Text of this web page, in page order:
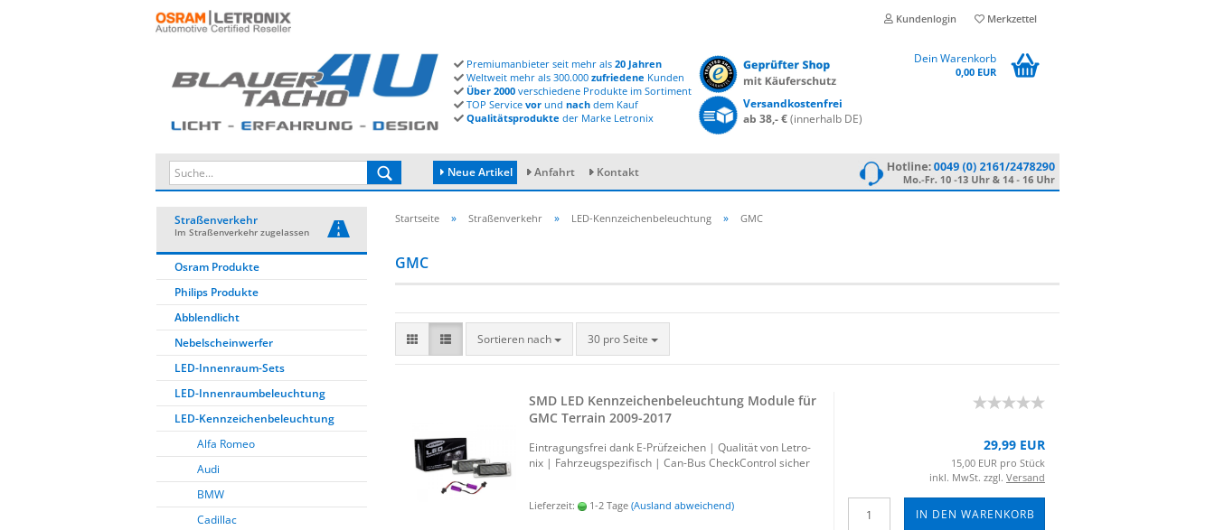
Kundenlogin Merkzettel
Premiumanbieter seit mehr als 20 Jahren
Weltweit mehr als 300.000 zufriedene Kunden
Über 2000 verschiedene Produkte im Sortiment
TOP Service vor und nach dem Kauf
Qualitätsprodukte der Marke Letronix
Versandkostenfrei
ab 38,- €(innerhalb DE)
Dein Warenkorb
0,00 EUR
Neue Artikel Anfahrt Kontakt
Startseite » Straßenverkehr » LED-Kennzeichenbeleuchtung » GMC
GMC
Sortieren nach 30 pro Seite
SMD LED Kenn­zei­chen­be­leuch­tung Mo­du­le für
GMC Ter­rain 2009-​2017
Ein­tra­gungs­frei dank E-​Prüfzeichen | Qua­li­tät von Le­tro­
nix | Fahr­zeug­spe­zi­fisch | Can-​Bus Check­Con­trol si­cher
Lieferzeit: 1-2 Tage (Ausland abweichend)
29,99 EUR
15,00 EUR pro Stück
inkl. MwSt. zzgl. Versand
IN DEN WARENKORB
Straßenverkehr
Im Straßenverkehr zugelassen
Osram Produkte
Philips Produkte
Abblendlicht
Nebelscheinwerfer
LED-Innenraum-Sets
LED-Innenraumbeleuchtung
LED-Kennzeichenbeleuchtung
Alfa Romeo
Audi
BMW
Cadillac